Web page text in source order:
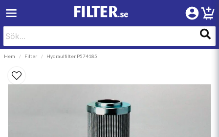
Hem Filter Hydraulfilter P574185